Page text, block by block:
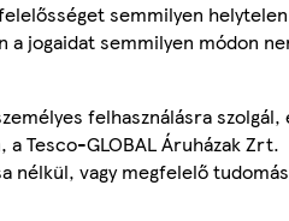
semmilyen helytelen
a jogaidat semmilyen módon
felhasználásra szolgál,
Tesco-GLOBAL Áruházak Zrt.
nélkül, vagy megfelelő